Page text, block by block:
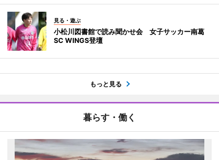
見る・遊ぶ
小松川図書館で読み聞かせ会 女子サッカー南葛
SC WINGS登壇
もっと見る
暮らす・働く